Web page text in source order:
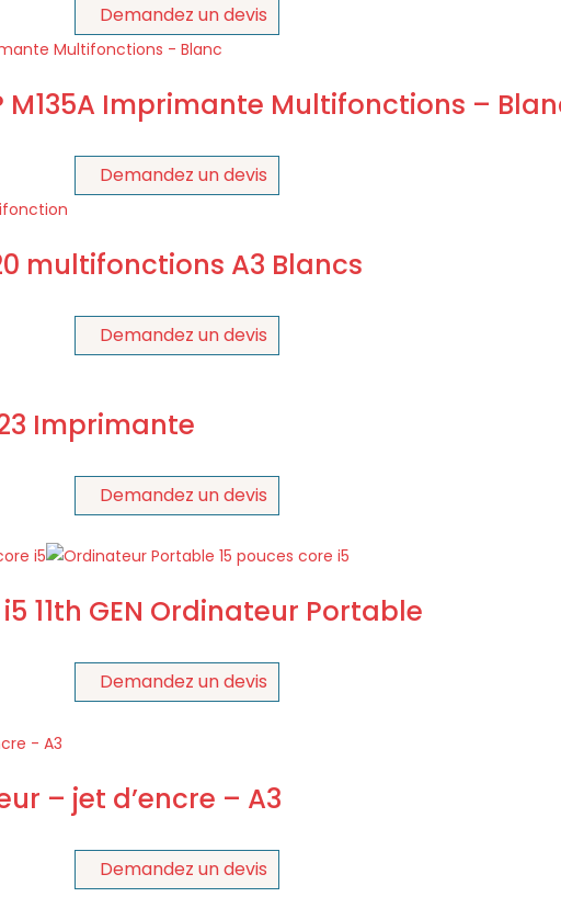
Demandez un devis
M135A Imprimante Multifonctions –
Demandez un devis
multifonctions A3 Blancs
Demandez un devis
Imprimante
Demandez un devis
11th GEN Ordinateur Portable
Demandez un devis
– jet d’encre – A3
Demandez un devis